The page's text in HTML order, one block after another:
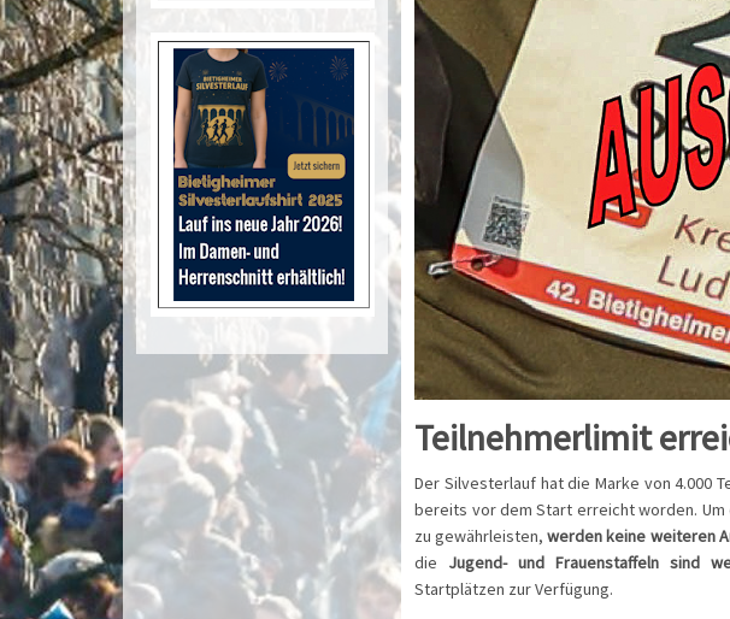
Teilnehmerlimit
Der Silvesterlauf hat die Marke von 4.000
bereits vor dem Start erreicht worden.
zu gewährleisten,werden keine weiteren
die Jugend- und Frauenstaffeln sind
Startplätzen zur Verfügung.